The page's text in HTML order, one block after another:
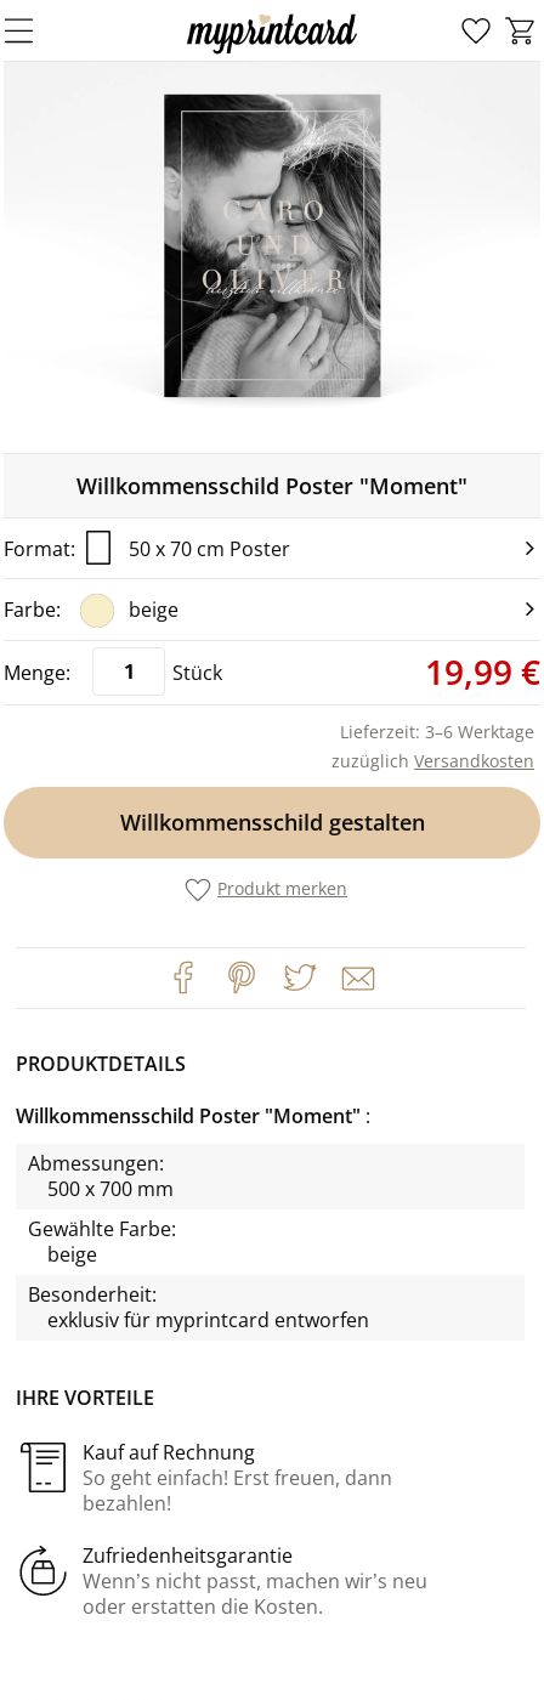
Willkommensschild Poster "Moment"
50 x 70 cm Poster
beige
Stück 19,99 €
Lieferzeit: 3–6 Werktage
zuzüglich Versandkosten
Willkommensschild gestalten
Produkt merken
IHRE VORTEILE
Kauf auf Rechnung
So geht einfach! Erst freuen, dann
bezahlen!
Zufriedenheitsgarantie
Wenn’s nicht passt, machen wir’s neu
oder erstatten die Kosten.
PRODUKTDETAILS
Willkommensschild Poster "Moment"
Abmessungen:
500 x 700 mm
Gewählte Farbe:
beige
Besonderheit:
exklusiv für myprintcard entworfen